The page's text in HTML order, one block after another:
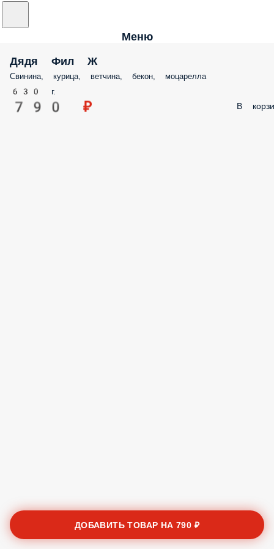
Меню
Дядя Фил Ж
Свинина, курица, ветчина, бекон, моцарелла
630 г.
790 ₽ В
ДОБАВИТЬ ТОВАР НА790 ₽